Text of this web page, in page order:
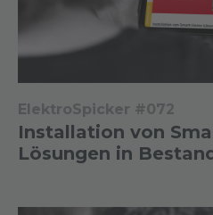
ElektroSpicker #072
Installation von
Lösungen in